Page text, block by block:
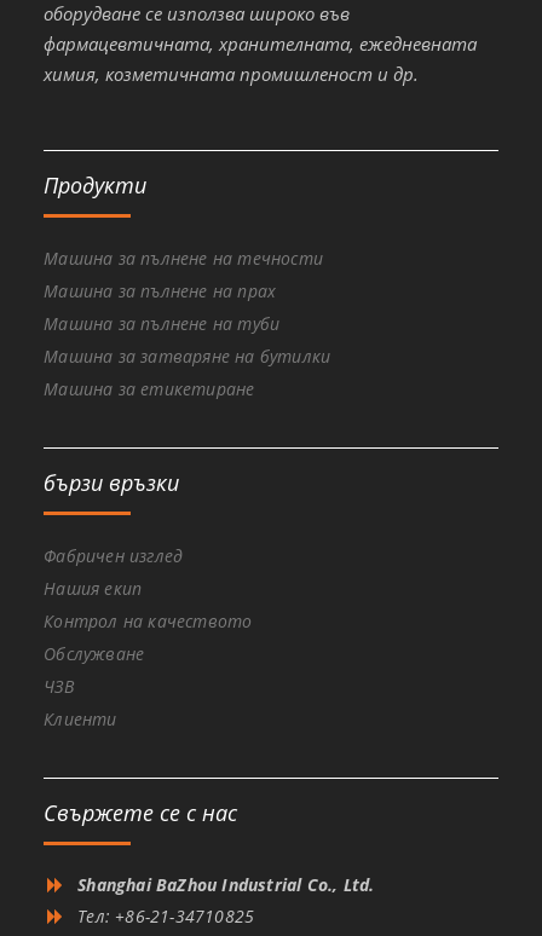
оборудване се използва широко във
фармацевтичната, хранителната, ежедневната
химия, козметичната промишленост и др.
Продукти
Машина за пълнене на течности
Машина за пълнене на прах
Машина за пълнене на туби
Машина за затваряне на бутилки
Машина за етикетиране
бързи връзки
Фабричен изглед
Нашия екип
Контрол на качеството
Обслужване
ЧЗВ
Клиенти
Свържете се с нас
Shanghai BaZhou Industrial Co., Ltd.
Тел: +86-21-34710825